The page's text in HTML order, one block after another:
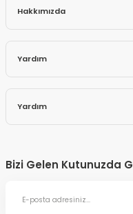
Hakkımızda
Yardım
Yardım
Bizi Gelen Kutunuzda